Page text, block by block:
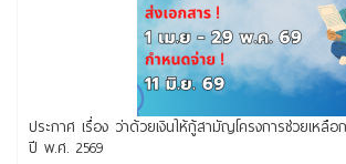
ประกาศ เรื่อง ว่าด้วยเงินให้กู้สามัญโครงการช่วยเหลื
ปี พ.ศ. 2569